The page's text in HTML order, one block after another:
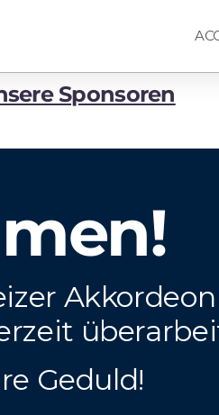
Sponsoren
Akkordeon
Geduld!